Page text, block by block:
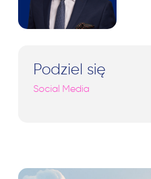
Podziel się
Social Media